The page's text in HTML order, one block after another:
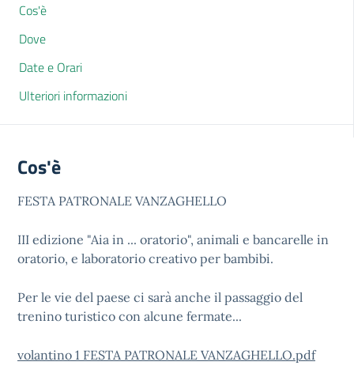
Cos'è
Dove
Date e Orari
Ulteriori informazioni
Cos'è
FESTA PATRONALE VANZAGHELLO
III edizione "Aia in ... oratorio", animali e bancarelle in
oratorio, e laboratorio creativo per bambibi.
Per le vie del paese ci sarà anche il passaggio del
trenino turistico con alcune fermate...
volantino 1 FESTA PATRONALE VANZAGHELLO.pdf